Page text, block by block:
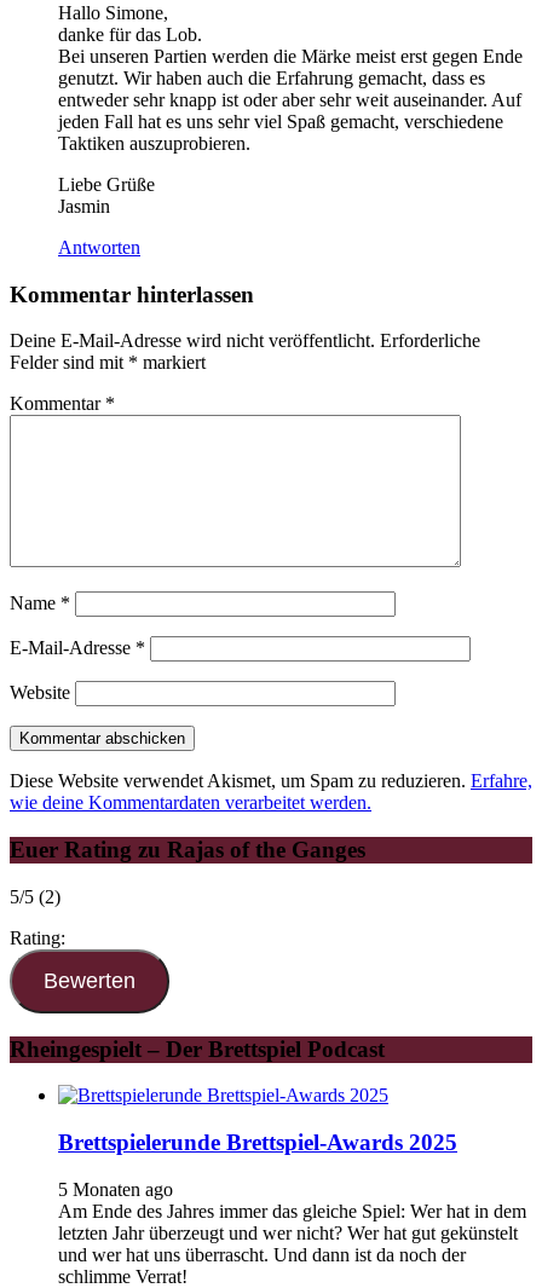
Hallo Simone,
danke für das Lob.
Bei unseren Partien werden die Märke meist erst gegen Ende
genutzt. Wir haben auch die Erfahrung gemacht, dass es
entweder sehr knapp ist oder aber sehr weit auseinander. Auf
jeden Fall hat es uns sehr viel Spaß gemacht, verschiedene
Taktiken auszuprobieren.
Liebe Grüße
Jasmin
Antworten
Kommentar hinterlassen
Deine E-Mail-Adresse wird nicht veröffentlicht. Erforderliche
Felder sind mit * markiert
Kommentar *
Name *
E-Mail-Adresse *
Website
Diese Website verwendet Akismet, um Spam zu reduzieren. Erfahre,
wie deine Kommentardaten verarbeitet werden.
Euer Rating zu Rajas of the Ganges
5/5 (2)
Rating:
Rheingespielt – Der Brettspiel Podcast
Brettspielerunde Brettspiel-Awards 2025
5 Monaten ago
Am Ende des Jahres immer das gleiche Spiel: Wer hat in dem
letzten Jahr überzeugt und wer nicht? Wer hat gut gekünstelt
und wer hat uns überrascht. Und dann ist da noch der
schlimme Verrat!